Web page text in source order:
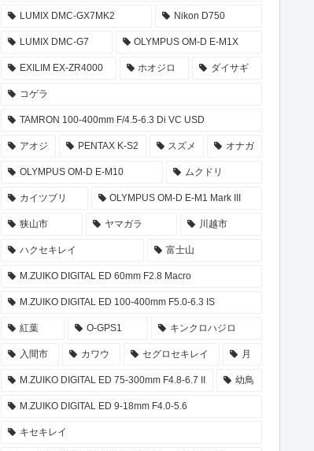
LUMIX DMC-GX7MK2 Nikon D750
LUMIX DMC-G7 OLYMPUS OM-D E-M1X
EXILIM EX-ZR4000 ホオジロ ダイサギ
コゲラ
TAMRON 100-400mm F/4.5-6.3 Di VC USD
アオジ PENTAX K-S2 スズメ オナガ
OLYMPUS OM-D E-M10 ムクドリ
カイツブリ OLYMPUS OM-D E-M1 Mark III
狭山市 ヤマガラ 川越市
ハクセキレイ 富士山
M.ZUIKO DIGITAL ED 60mm F2.8 Macro
M.ZUIKO DIGITAL ED 100-400mm F5.0-6.3 IS
紅葉 O-GPS1 キンクロハジロ
入間市 カワウ セグロセキレイ 月
M.ZUIKO DIGITAL ED 75-300mm F4.8-6.7 II 幼鳥
M.ZUIKO DIGITAL ED 9-18mm F4.0-5.6
キセキレイ